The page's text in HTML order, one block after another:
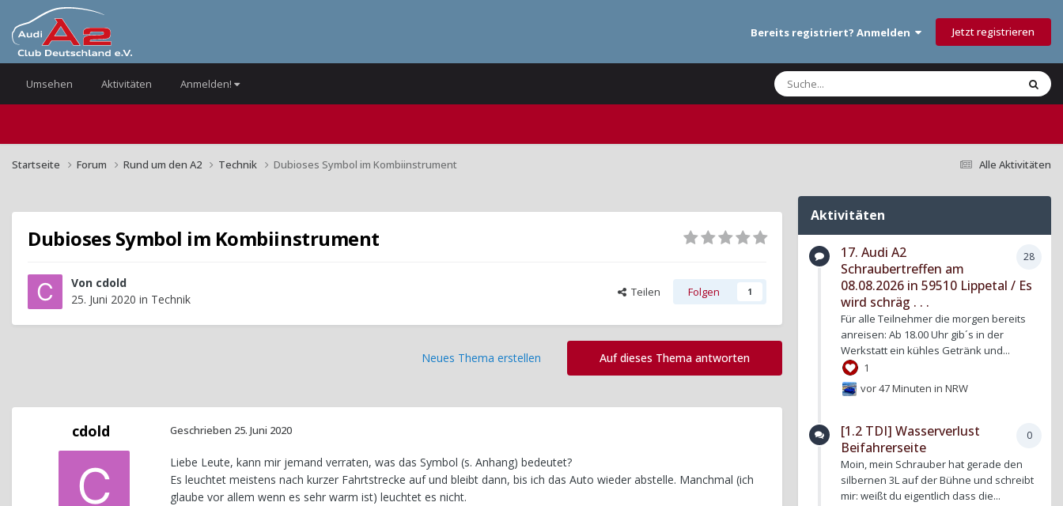
Bereits registriert? Anmelden Jetzt registrieren
Umsehen Aktivitäten Anmelden!
Alle Aktivitäten
Startseite Forum Rund um den A2 Technik Dubioses Symbol im Kombiinstrument
Dubioses Symbol im Kombiinstrument
Von cdold
25. Juni 2020 in Technik Teilen Folgen 1
Auf dieses Thema antworten
Neues Thema erstellen
cdold Geschrieben 25. Juni 2020
Liebe Leute, kann mir jemand verraten, was das Symbol (s. Anhang) bedeutet?
Es leuchtet meistens nach kurzer Fahrtstrecke auf und bleibt dann, bis ich das Auto wieder abstelle. Manchmal (ich
glaube vor allem wenn es sehr warm ist) leuchtet es nicht.
Aktivitäten
28
17. Audi A2
Schraubertreffen am
08.08.2026 in 59510 Lippetal / Es
wird schräg . . .
Für alle Teilnehmer die morgen bereits
anreisen: Ab 18.00 Uhr gib´s in der
Werkstatt ein kühles Getränk und...
1
vor 47 MinuteninNRW
0
[1.2 TDI] Wasserverlust
Beifahrerseite
Moin, mein Schrauber hat gerade den
silbernen 3L auf der Bühne und schreibt
mir: weißt du eigentlich dass die...